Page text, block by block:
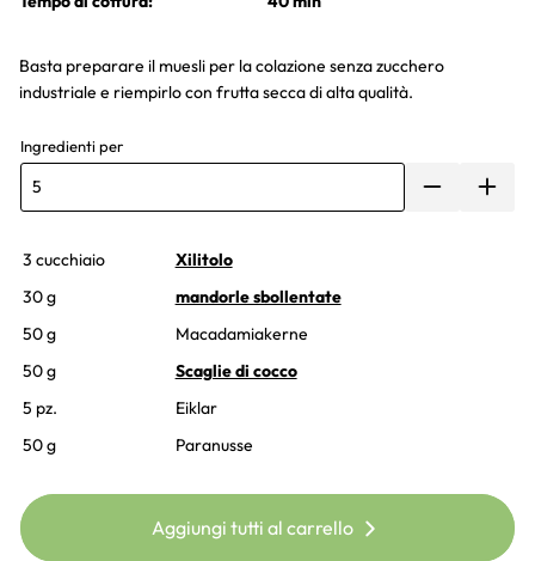
Basta preparare il muesli per la colazione senza zucchero
industriale e riempirlo con frutta secca di alta qualità.
Ingredienti per
3 cucchiaio
Xilitolo
30 g
mandorle sbollentate
50 g
Macadamiakerne
50 g
Scaglie di cocco
5 pz.
Eiklar
50 g
Paranusse
Aggiungi tutti al carrello